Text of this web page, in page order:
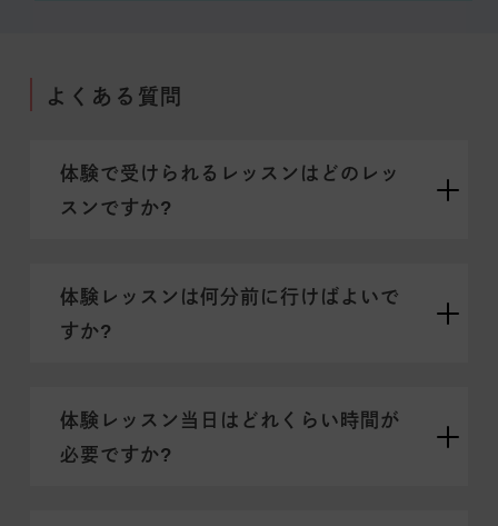
よくある質問
体験で受けられるレッスンはどのレッ
スンですか?
体験レッスンは何分前に行けばよいで
すか?
体験レッスン当日はどれくらい時間が
必要ですか?